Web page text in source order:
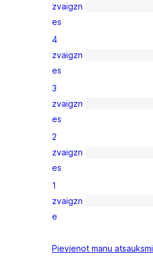
2
5-
star
reviews
zvaigzn
es
0
4-
star
reviews
4
zvaigzn
es
0
3-
star
reviews
3
zvaigzn
es
0
2-
star
reviews
2
zvaigzn
es
0
1-
reviews
1
zvaigzn
e
Pievienot manu atsauksmi